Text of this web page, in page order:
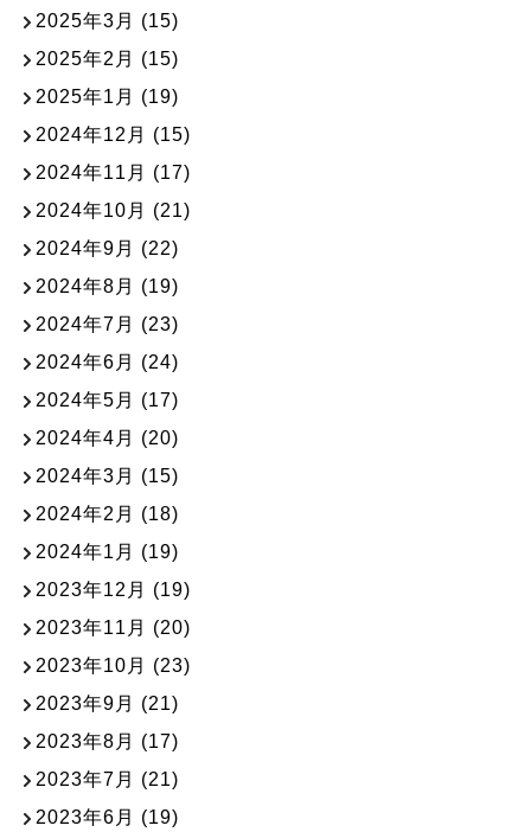
2025年3月 (15)
2025年2月 (15)
2025年1月 (19)
2024年12月 (15)
2024年11月 (17)
2024年10月 (21)
2024年9月 (22)
2024年8月 (19)
2024年7月 (23)
2024年6月 (24)
2024年5月 (17)
2024年4月 (20)
2024年3月 (15)
2024年2月 (18)
2024年1月 (19)
2023年12月 (19)
2023年11月 (20)
2023年10月 (23)
2023年9月 (21)
2023年8月 (17)
2023年7月 (21)
2023年6月 (19)